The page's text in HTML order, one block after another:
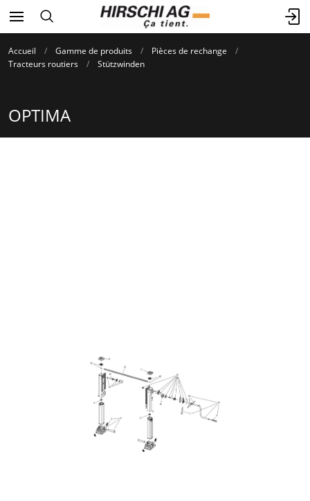
Accueil Gamme de produits
Pièces de rechange
Tracteurs routiers
Stützwinden
OPTIMA